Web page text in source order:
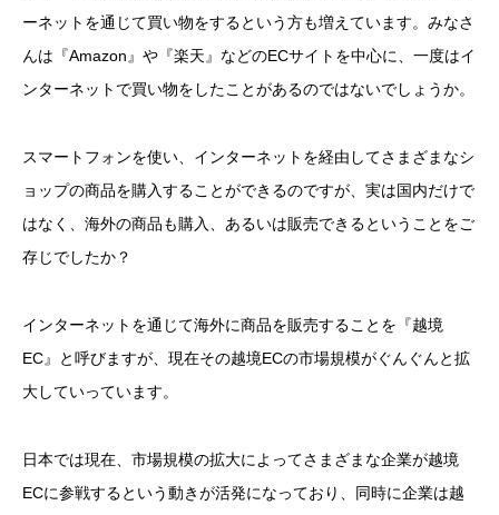
ーネットを通じて買い物をするという方も増えています。 みなさ
んは『Amazon』や『楽天』などのECサイトを中心に、一度はイ
ンターネットで買い物をしたことがあるのではないでしょうか。
スマートフォンを使い、インターネットを経由してさまざまなシ
ョップの商品を購入することができるのですが、実は国内だけで
はなく、海外の商品も購入、あるいは販売できるということをご
存じでしたか？
インターネットを通じて海外に商品を販売することを『越境
EC』と呼びますが、現在その越境ECの市場規模がぐんぐんと拡
大していっています。
日本では現在、市場規模の拡大によってさまざまな企業が越境
ECに参戦するという動きが活発になっており、同時に企業は越